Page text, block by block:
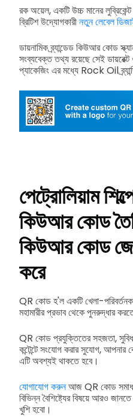
রক অয়েল, একটি উচ্চ মানের
ব্রিটিশ উদ্যোগকারীনতুন লেবেল
ডায়নামিক ব্র্যান্ডেড কিউআর কোড
সংব্যবেক্ত তথ্য রয়েছে সেই ডায়রেক্ট
প্যাকেজিং এর মধ্যে Rock Oil
পেট্রোলিয়াম
কিউআর কোড
কিউআর কোড
করে
QR কোড হ'ল একটি খেলা-
মহামারীর প্রভাব থেকে পুনরুদ্ধার
QR কোড প্রযুক্তিতের সহজতা,
কন্টেন্টে সংযোগ করার সুযোগ, আপনার
এটি অবশ্যই থাকতে হবে।
যোগাযোগ করুনআজ QR কোড
বিভিন্ন বৈশিষ্ট্যের বিষয়ে আরও
খুশি হবো।